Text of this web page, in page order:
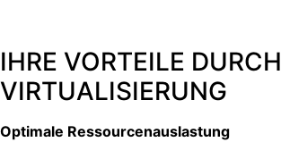
IHRE VORTEILE DURCH
VIRTUALISIERUNG
Optimale Ressourcenauslastung